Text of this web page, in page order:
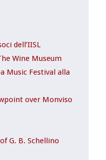
dell’IISL
Wine Museum
Music Festival alla
over Monviso
G. B. Schellino